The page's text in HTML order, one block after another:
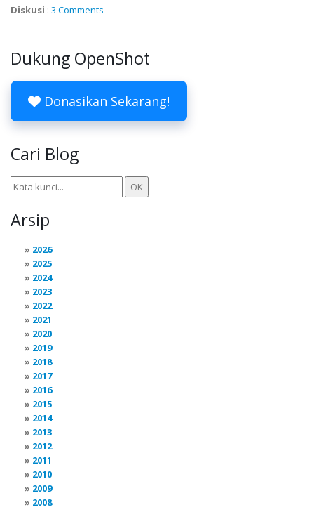
Diskusi : 3 Comments
Dukung OpenShot
Donasikan Sekarang!
Cari Blog
Arsip
2026
2025
2024
2023
2022
2021
2020
2019
2018
2017
2016
2015
2014
2013
2012
2011
2010
2009
2008